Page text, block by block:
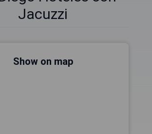
Jacuzzi
Show on map